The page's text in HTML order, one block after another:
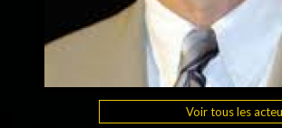
Voir tous les